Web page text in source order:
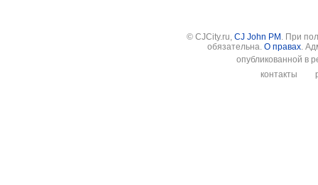
© CJCity.ru, CJ John PM . При
обязательна. О правах.
опубликованной в
контакты